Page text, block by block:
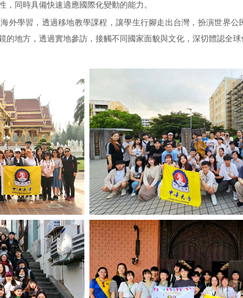
同時具備快速適應國際化變動的能力。
外學習，透過移地教學課程，讓學生行腳走出台灣，扮演世界公
的地方，透過實地參訪，接觸不同國家面貌與文化，深切體認全球